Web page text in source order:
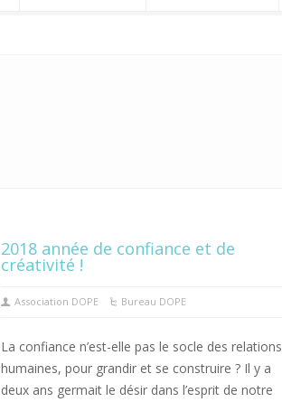
2018 année de confiance et de
créativité !
Association DOPE Bureau DOPE
La confiance n’est-elle pas le socle des relations
humaines, pour grandir et se construire ? Il y a
deux ans germait le désir dans l’esprit de notre